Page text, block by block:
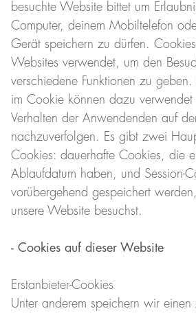
besuchte Website bittet um
Computer, deinem Mobiltelefon
Gerät speichern zu dürfen.
Websites verwendet, um den
verschiedene Funktionen zu
im Cookie können dazu
Verhalten der Anwendenden auf
nachzuverfolgen. Es gibt zwei
Cookies: dauerhafte Cookies, die
Ablaufdatum haben, und Session-
vorübergehend gespeichert
unsere Website besuchst.
- Cookies auf dieser Website
Erstanbieter-Cookies
Unter anderem speichern wir einen